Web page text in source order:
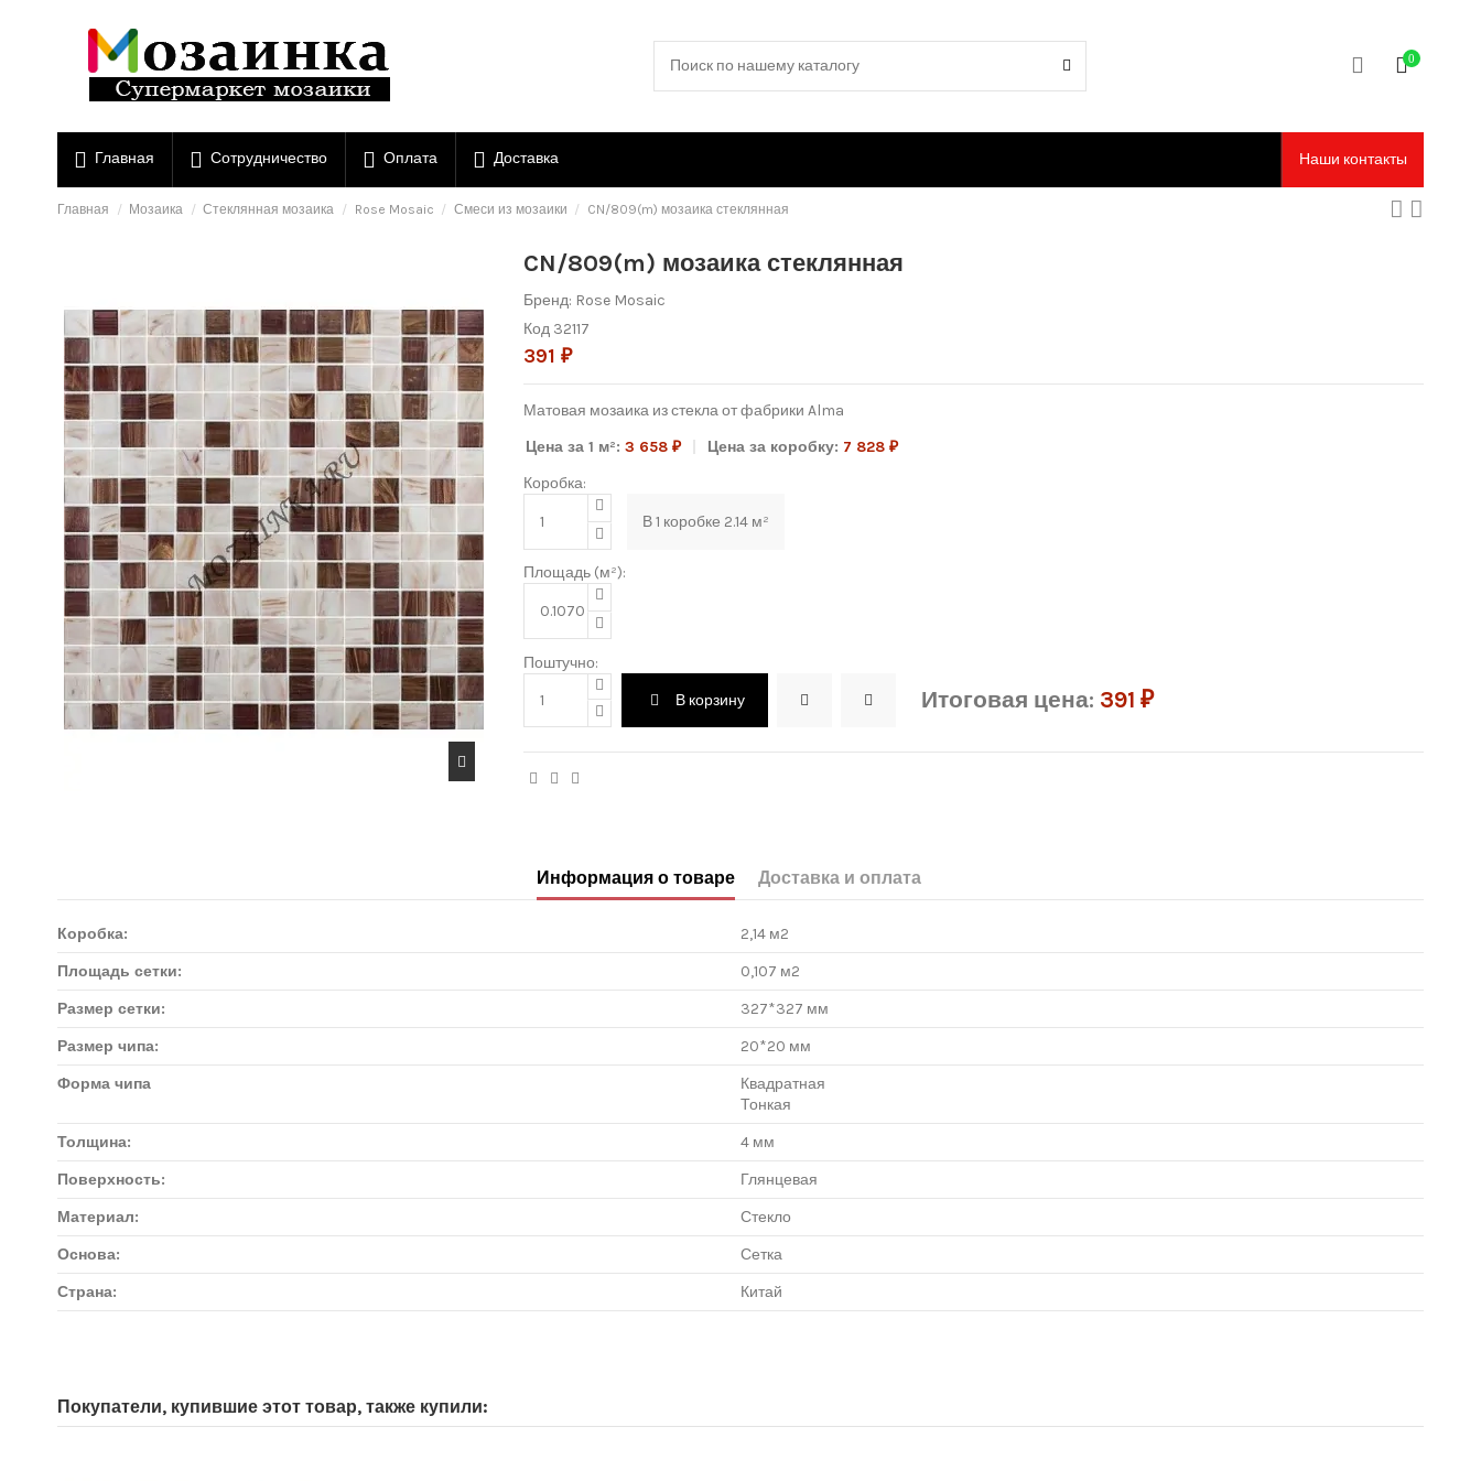
0
Главная Сотрудничество Оплата Наши контакты
Доставка
Главная Мозаика Стеклянная мозаика Rose Mosaic Смеси из мозаики CN/809(m) мозаика стеклянная
CN/809(m) мозаика стеклянная
Бренд: Rose Mosaic
Код 32117
391 ₽
Матовая мозаика из стекла от фабрики Alma
Цена за 1 м²: 3 658 ₽ Цена за коробку: 7 828 ₽
Коробка:
В1 коробке 2.14 м²
Площадь (м²):
Поштучно:
В корзину
Итоговая цена: 391 ₽
Информация о товаре Доставка и оплата
Коробка:
2,14 м2
Площадь сетки:
0,107 м2
Размер сетки:
327*327 мм
Размер чипа:
20*20 мм
Форма чипа
Квадратная
Тонкая
Толщина:
4 мм
Поверхность:
Глянцевая
Материал:
Стекло
Основа:
Сетка
Страна:
Китай
Адрес магазина мозаики: г.Москва, метро "Румянцево", БП "Румянцево", корпус Г, вход № 11, пав. 119Г (1 этаж), тел. 8-499-229-49-09
Покупатели, купившие этот товар, также купили: